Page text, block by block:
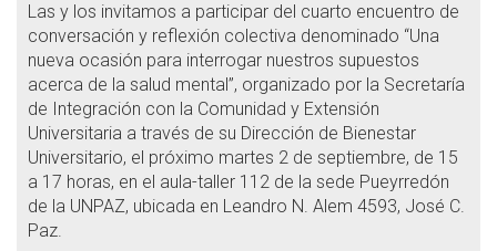
Las y los invitamos a participar del cuarto encuentro de
conversación y reflexión colectiva denominado “Una
nueva ocasión para interrogar nuestros supuestos
acerca de la salud mental”, organizado por la Secretaría
de Integración con la Comunidad y Extensión
Universitaria a través de su Dirección de Bienestar
Universitario, el próximo martes 2 de septiembre, de 15
a 17 horas, en el aula-taller 112 de la sede Pueyrredón
de la UNPAZ, ubicada en Leandro N. Alem 4593, José C.
Paz.